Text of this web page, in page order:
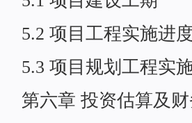
5.2 项目工程实施进
5.3 项目规划工程实
第六章 投资估算及